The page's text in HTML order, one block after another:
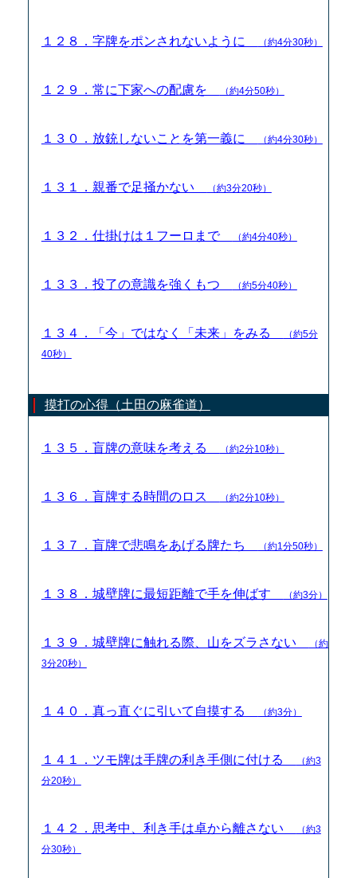
１２８．字牌をポンされないように （約4分30秒）
１２９．常に下家への配慮を （約4分50秒）
１３０．放銃しないことを第一義に （約4分30秒）
１３１．親番で足掻かない （約3分20秒）
１３２．仕掛けは１フーロまで （約4分40秒）
１３３．投了の意識を強くもつ （約5分40秒）
１３４．「今」ではなく「未来」をみる
（約5分
40秒）
摸打の心得（土田の麻雀道）
１３５．盲牌の意味を考える （約2分10秒）
１３６．盲牌する時間のロス （約2分10秒）
１３７．盲牌で悲鳴をあげる牌たち （約1分50秒）
１３８．城壁牌に最短距離で手を伸ばす （約3分）
１３９．城壁牌に触れる際、山をズラさない
（約
3分20秒）
１４０．真っ直ぐに引いて自摸する （約3分）
１４１．ツモ牌は手牌の利き手側に付ける
（約3
分20秒）
１４２．思考中、利き手は卓から離さない
（約3
分30秒）